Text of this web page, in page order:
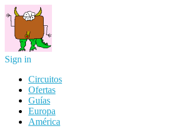
Sign in
Circuitos
Ofertas
Guías
Europa
América